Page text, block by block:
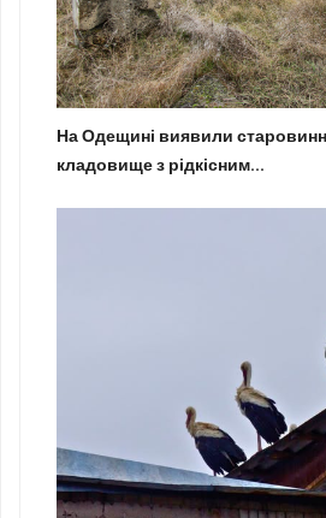
На Одещині виявили
кладовище з рідкісним...